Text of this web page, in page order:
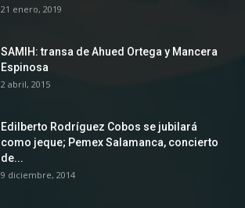
21 enero, 2019
SAMIH: transa de Ahued Ortega y Mancera
Espinosa
2 abril, 2015
Edilberto Rodríguez Cobos se jubilará
como jeque; Pemex Salamanca, concierto
de...
9 diciembre, 2014